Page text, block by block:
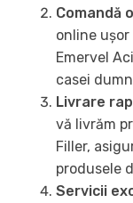
Comandă
online
Emervel
casei
Livrare
vă livrăm
Filler,
produsele
Servicii